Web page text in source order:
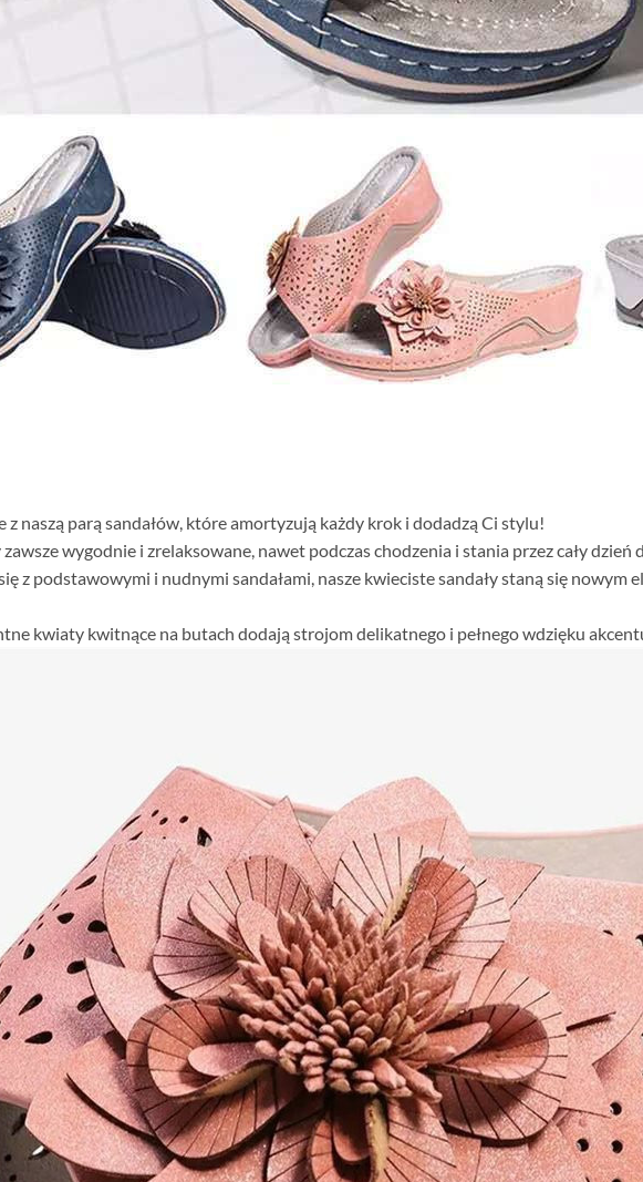
z naszą parą sandałów, które amortyzują każdy krok i dodadzą Ci stylu!
wygodnie i zrelaksowane, nawet podczas chodzenia i stania przez cały dzień
z podstawowymi i nudnymi sandałami, nasze kwieciste sandały staną się
kwiaty kwitnące na butach dodają strojom delikatnego i pełnego wdzięku